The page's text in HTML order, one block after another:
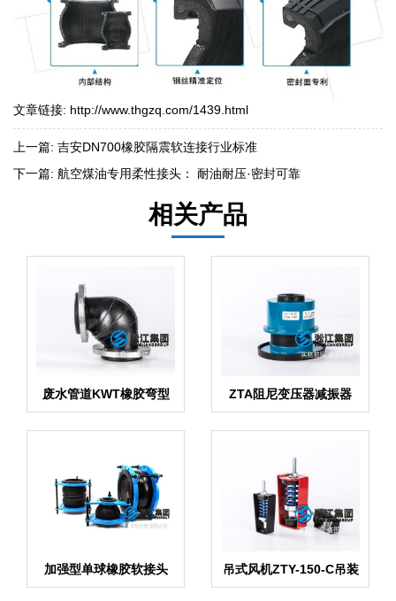
文章链接: http://www.thgzq.com/1439.html
上一篇: 吉安DN700橡胶隔震软连接行业标准
下一篇: 航空煤油专用柔性接头： 耐油耐压·密封可靠
相关产品
废水管道KWT橡胶弯型
接头
ZTA阻尼变压器减振器
【循环水泵】
加强型单球橡胶软接头
吊式风机ZTY-150-C吊装
减振器